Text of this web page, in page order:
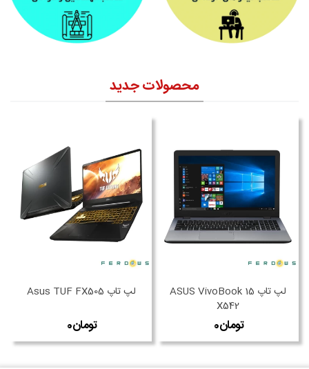
محصولات جدید
لپ تاپ ASUS VivoBook 15
X542
لپ تاپ Asus TUF FX505